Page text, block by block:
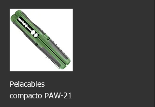
Pelacables
compacto PAW-21